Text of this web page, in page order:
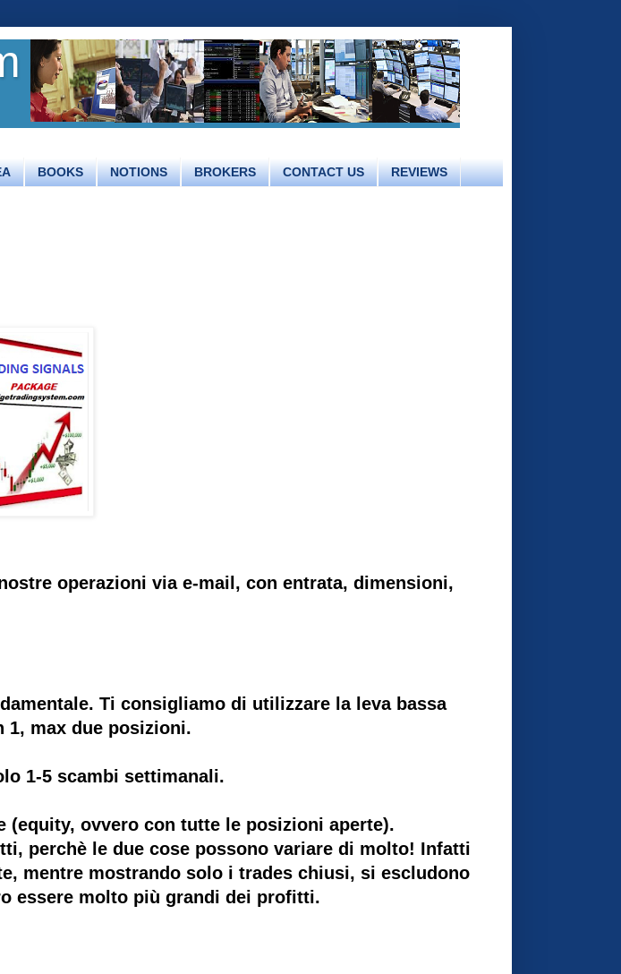
BOOKS NOTIONS BROKERS CONTACT US REVIEWS
operazioni via e-mail, con entrata, dimensioni,
Ti consigliamo di utilizzare la leva bassa
1, max due posizioni.
1-5 scambi settimanali.
ovvero con tutte le posizioni aperte).
perchè le due cose possono variare di molto! Infatti
mentre mostrando solo i trades chiusi, si escludono
essere molto più grandi dei profitti.